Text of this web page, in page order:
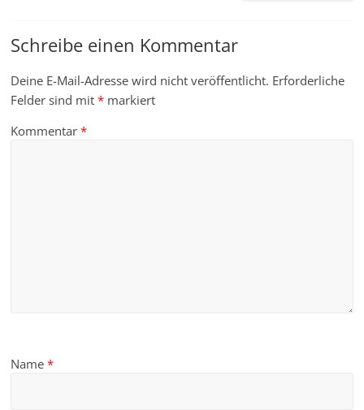
Schreibe einen Kommentar
Deine E-Mail-Adresse wird nicht veröffentlicht. Erforderliche
Felder sind mit* markiert
Kommentar*
Name*